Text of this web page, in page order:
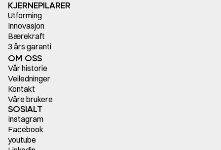
KJERNEPILARER
Utforming
Innovasjon
Bærekraft
3 års garanti
OM OSS
Vår historie
Veiledninger
Kontakt
Våre brukere
SOSIALT
Instagram
Facebook
youtube